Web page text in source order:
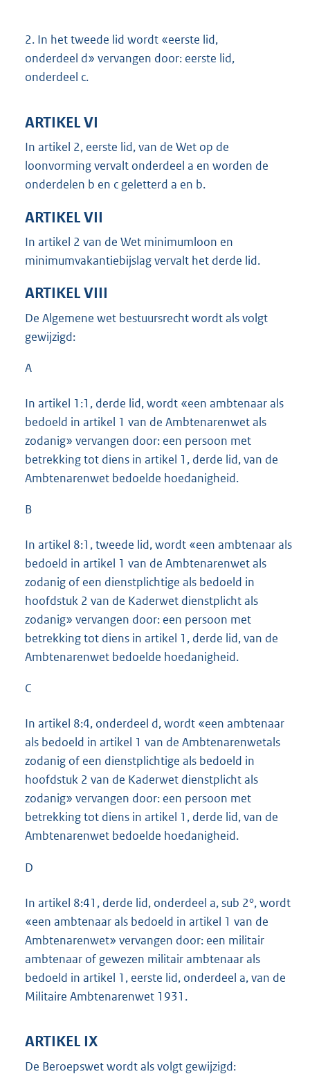
2. In het tweede lid wordt «eerste lid,
onderdeel d» vervangen door: eerste lid,
onderdeel c.
ARTIKEL VI
In artikel 2, eerste lid, van de Wet op de
loonvorming vervalt onderdeel a en worden de
onderdelen b en c geletterd a en b.
ARTIKEL VII
In artikel 2 van de Wet minimumloon en
minimumvakantiebijslag vervalt het derde lid.
ARTIKEL VIII
De Algemene wet bestuursrecht wordt als volgt
gewijzigd:
A
In artikel 1:1, derde lid, wordt «een ambtenaar als
bedoeld in artikel 1 van de Ambtenarenwet als
zodanig» vervangen door: een persoon met
betrekking tot diens in artikel 1, derde lid, van de
Ambtenarenwet bedoelde hoedanigheid.
B
In artikel 8:1, tweede lid, wordt «een ambtenaar als
bedoeld in artikel 1 van de Ambtenarenwet als
zodanig of een dienstplichtige als bedoeld in
hoofdstuk 2 van de Kaderwet dienstplicht als
zodanig» vervangen door: een persoon met
betrekking tot diens in artikel 1, derde lid, van de
Ambtenarenwet bedoelde hoedanigheid.
C
In artikel 8:4, onderdeel d, wordt «een ambtenaar
als bedoeld in artikel 1 van de Ambtenarenwetals
zodanig of een dienstplichtige als bedoeld in
hoofdstuk 2 van de Kaderwet dienstplicht als
zodanig» vervangen door: een persoon met
betrekking tot diens in artikel 1, derde lid, van de
Ambtenarenwet bedoelde hoedanigheid.
D
In artikel 8:41, derde lid, onderdeel a, sub 2°, wordt
«een ambtenaar als bedoeld in artikel 1 van de
Ambtenarenwet» vervangen door: een militair
ambtenaar of gewezen militair ambtenaar als
bedoeld in artikel 1, eerste lid, onderdeel a, van de
Militaire Ambtenarenwet 1931.
ARTIKEL IX
De Beroepswet wordt als volgt gewijzigd: